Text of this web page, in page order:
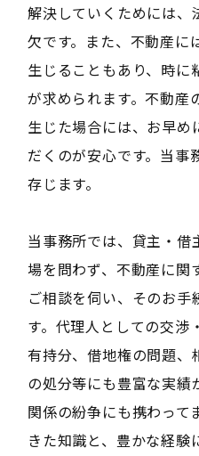
解決していくためには、
欠です。また、不動産に
生じることもあり、時
が求められます。不動産
生じた場合には、お早め
だくのが安心です。当事
存じます。
当事務所では、貸主・借
場を問わず、不動産に関
ご相談を伺い、そのお手
す。代理人としての交渉
有持分、借地権の問題、
の処分等にも豊富な実績
関係の紛争にも携わって
きた知識と、豊かな経